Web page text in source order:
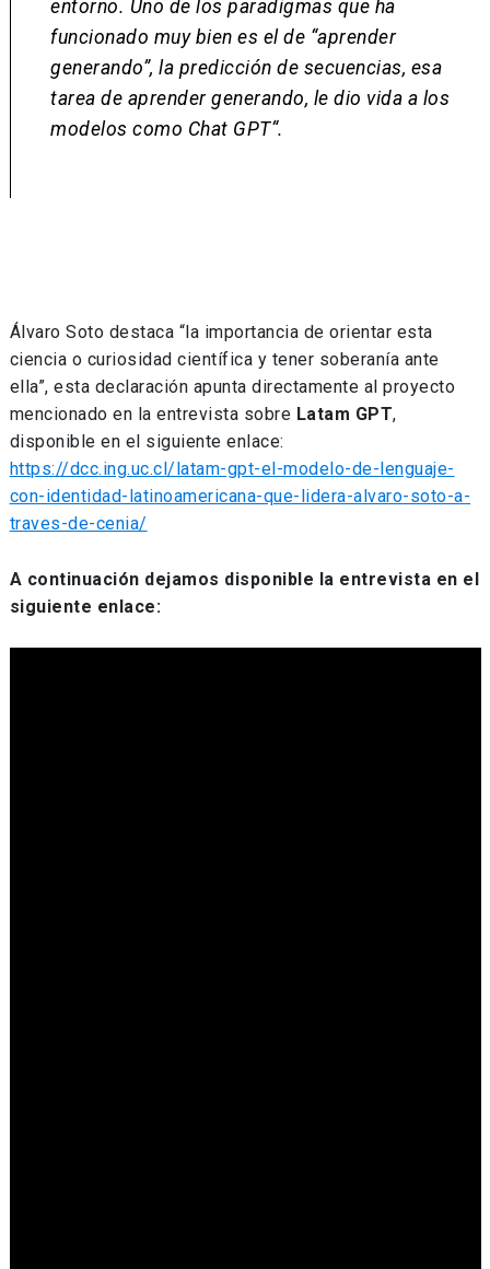
entorno. Uno de los paradigmas que ha
funcionado muy bien es el de “aprender
generando”, la predicción de secuencias, esa
tarea de aprender generando, le dio vida a los
modelos como Chat GPT“.
Álvaro Soto destaca “la importancia de orientar esta
ciencia o curiosidad científica y tener soberanía ante
ella”, esta declaración apunta directamente al proyecto
mencionado en la entrevista sobre Latam GPT,
disponible en el siguiente enlace:
https://dcc.ing.uc.cl/latam-gpt-el-modelo-de-lenguaje-
con-identidad-latinoamericana-que-lidera-alvaro-soto-a-
traves-de-cenia/
A continuación dejamos disponible la entrevista en el
siguiente enlace: